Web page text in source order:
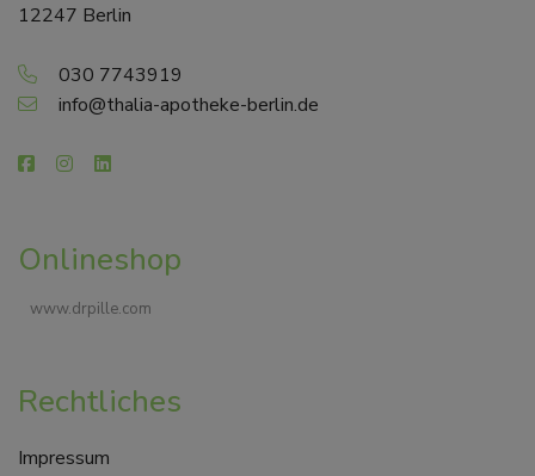
12247 Berlin
030 7743919
info@thalia-apotheke-berlin.de
Onlineshop
www.drpille.com
Rechtliches
Impressum